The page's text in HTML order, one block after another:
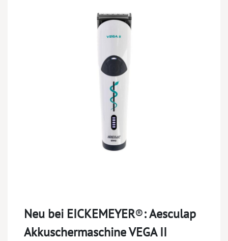
Neu bei EICKEMEYER®:​ Aesculap
Akkuschermaschine VEGA II